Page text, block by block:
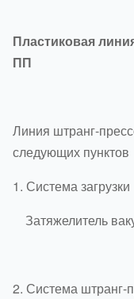
Пластиковая
ПП
Линия штранг-
следующих пунктов
1. Система загрузки
Затяжелитель
2. Система штранг-